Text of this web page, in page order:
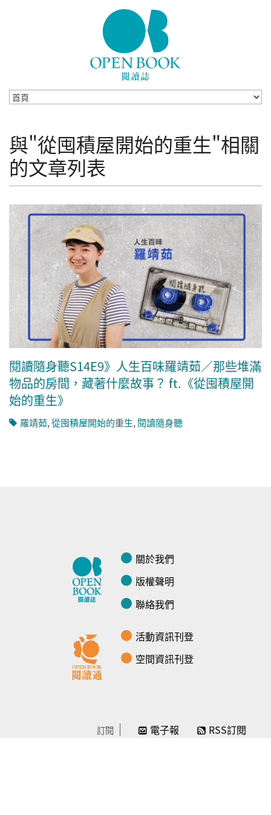
與"從囤積屋開始的重生"相關
的文章列表
閱讀隨身聽S14E9》人生百味羅靖茹／那些堆滿
物品的房間，藏著什麼故事？ ft.《從囤積屋開
始的重生》
羅靖茹,從囤積屋開始的重生,閱讀隨身聽
關於我們
版權聲明
聯絡我們
活動資訊刊登
空間資訊刊登
訂閱 電子報 RSS訂閱